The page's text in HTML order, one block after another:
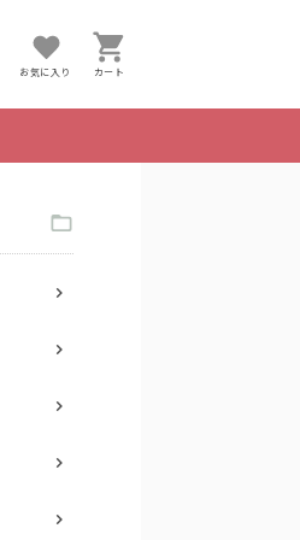
お気に入り カート